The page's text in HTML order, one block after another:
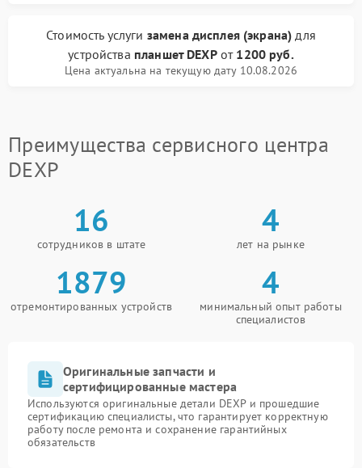
Стоимость услуги замена дисплея (экрана) для
устройства планшет DEXPот 1200 руб.
Цена актуальна на текущую дату 10.08.2026
Преимущества сервисного центра
DEXP
16
сотрудников в штате
4
лет на рынке
1879
отремонтированных устройств
4
минимальный опыт работы
специалистов
Оригинальные запчасти и
сертифицированные мастера
Используются оригинальные детали DEXP и прошедшие
сертификацию специалисты, что гарантирует корректную
работу после ремонта и сохранение гарантийных
обязательств